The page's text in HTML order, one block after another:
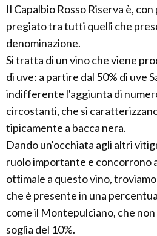
Il Capalbio Rosso Riserva è,
pregiato tra tutti quelli che
denominazione.
Si tratta di un vino che viene
di uve: a partire dal 50% di uve
indifferente l'aggiunta di
circostanti, che si
tipicamente a bacca nera.
Dando un'occhiata agli altri
ruolo importante e concorrono
ottimale a questo vino,
che è presente in una
come il Montepulciano, che
soglia del 10%.